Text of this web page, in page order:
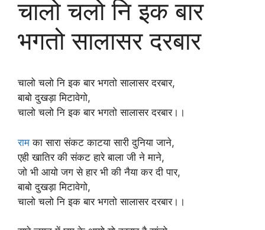
चालो चलो नि इक बार
भगतो सालासर दरबार
चालो चलो नि इक बार भगतो सालासर दरबार,
बाबो दुखड़ा मिटावेगो,
चालो चलो नि इक बार भगतो सालासर दरबार।।
राम का सारा संकट काटया सारी दुनिया जाने,
एही खातिर की संकट हारे बाला जी ने माने,
जो भी आयो जग से हार भी की नैया कर दी पार,
बाबो दुखड़ा मिटावेगो,
चालो चलो नि इक बार भगतो सालासर दरबार।।